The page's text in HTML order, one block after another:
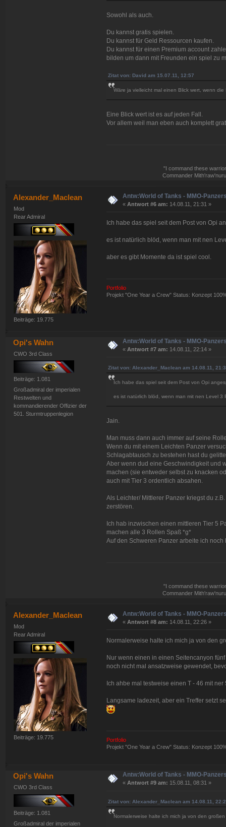
Sowohl als auch.
Du kannst gratis spielen.
Du kannst für Geld Ressourcen kaufen.
Du kannst für einen Premium account
bilden um dann mit Freunden ein spiel zu
Zitat von: David am 15.07.11, 12:57
Wäre ja vielleicht mal einen Blick wert, wenn
Eine Blick wert ist es auf jeden Fall.
Vor allem weil man eben auch komplett
"I command these
Commander
Alexander_Maclean
Mod
Rear Admiral
Beiträge: 19.775
Antw:World of Tanks - MMO-
« Antwort #6 am: 14.08.11, 21:31 »
Ich habe das spiel seit dem Post von Opi
es ist natürlich blöd, wenn man mit nen
aber es gibt Momente da ist spiel cool.
Portfolio
Projekt "One Year a Crew" Status: Konzept
Opi's Wahn
CWO 3rd Class
Beiträge: 1.081
Großadmiral der imperialen
Restwelten und
kommandierender Offizier der
501. Sturmtruppenlegion
Antw:World of Tanks - MMO-
« Antwort #7 am: 14.08.11, 22:14 »
Zitat von: Alexander_Maclean am 14.08.11,
Ich habe das spiel seit dem Post von Opi
es ist natürlich blöd, wenn man mit nen Level
Jain.
Man muss dann auch immer auf seine
Wenn du mit einem Leichten Panzer
Schlagabtausch zu bestehen hast du
Aber wenn dud eine Geschwindigkeit und
machen (sie entweder selbst zu knacken
auch mit Tier 3 ordentlich absahen.
Als Leichter/ Mittlerer Panzer kriegst du
zerstören.
Ich hab inzwischen einen mittleren Tier 5
machen alle 3 Rollen Spaß *g*
Auf den Schweren Panzer arbeite ich noch
"I command these
Commander
Alexander_Maclean
Mod
Rear Admiral
Beiträge: 19.775
Antw:World of Tanks - MMO-
« Antwort #8 am: 14.08.11, 22:26 »
Normalerweise halte ich mich ja von den
Nur wenn einen in einen Seitencanyon
noch nicht mal ansatzweise gewendet,
Ich ahbe mal testweise einen T - 46 mit
Langsame ladezeit, aber ein Treffer setzt
Portfolio
Projekt "One Year a Crew" Status: Konzept
Opi's Wahn
CWO 3rd Class
Beiträge: 1.081
Großadmiral der imperialen
Antw:World of Tanks - MMO-
« Antwort #9 am: 15.08.11, 08:31 »
Zitat von: Alexander_Maclean am 14.08.11,
Normalerweise halte ich mich ja von den